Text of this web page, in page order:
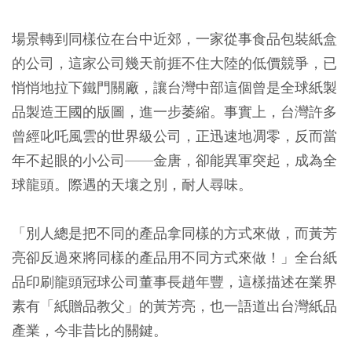
場景轉到同樣位在台中近郊，一家從事食品包裝紙盒
的公司，這家公司幾天前捱不住大陸的低價競爭，已
悄悄地拉下鐵門關廠，讓台灣中部這個曾是全球紙製
品製造王國的版圖，進一步萎縮。事實上，台灣許多
曾經叱吒風雲的世界級公司，正迅速地凋零，反而當
年不起眼的小公司——金唐，卻能異軍突起，成為全
球龍頭。際遇的天壤之別，耐人尋味。
「別人總是把不同的產品拿同樣的方式來做，而黃芳
亮卻反過來將同樣的產品用不同方式來做！」全台紙
品印刷龍頭冠球公司董事長趙年豐，這樣描述在業界
素有「紙贈品教父」的黃芳亮，也一語道出台灣紙品
產業，今非昔比的關鍵。